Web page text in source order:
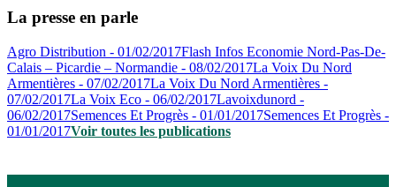
La presse en parle
Agro Distribution - 01/02/2017Flash Infos Economie Nord-Pas-De-
Calais – Picardie – Normandie - 08/02/2017La Voix Du Nord
Armentières - 07/02/2017La Voix Du Nord Armentières -
07/02/2017La Voix Eco - 06/02/2017Lavoixdunord -
06/02/2017Semences Et Progrès - 01/01/2017Semences Et Progrès -
01/01/2017Voir toutes les publications